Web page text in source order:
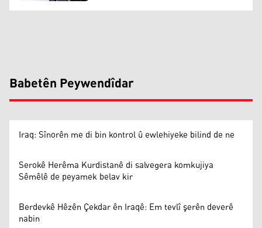
Babetên Peywendîdar
Iraq: Sînorên me di bin kontrol û ewlehiyeke bilind de ne
Serokê Herêma Kurdistanê di salvegera komkujiya
Sêmêlê de peyamek belav kir
Berdevkê Hêzên Çekdar ên Iraqê: Em tevlî şerên deverê
nabin